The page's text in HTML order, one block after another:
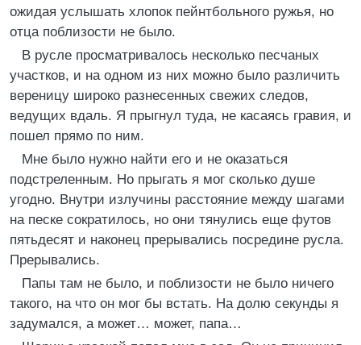
ожидая услышать хлопок пейнтбольного ружья, но
отца поблизости не было.
В русле просматривалось несколько песчаных
участков, и на одном из них можно было различить
вереницу широко разнесенных свежих следов,
ведущих вдаль. Я прыгнул туда, не касаясь гравия, и
пошел прямо по ним.
Мне было нужно найти его и не оказаться
подстреленным. Но прыгать я мог сколько душе
угодно. Внутри излучины расстояние между шагами
на песке сократилось, но они тянулись еще футов
пятьдесят и наконец прерывались посредине русла.
Прерывались.
Папы там не было, и поблизости не было ничего
такого, на что он мог бы встать. На долю секунды я
задумался, а может… может, папа…